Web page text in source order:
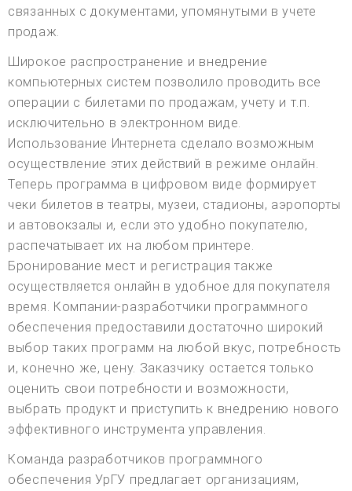
связанных с документами, упомянутыми в учете
продаж.
Широкое распространение и внедрение
компьютерных систем позволило проводить все
операции с билетами по продажам, учету и т.п.
исключительно в электронном виде.
Использование Интернета сделало возможным
осуществление этих действий в режиме онлайн.
Теперь программа в цифровом виде формирует
чеки билетов в театры, музеи, стадионы, аэропорты
и автовокзалы и, если это удобно покупателю,
распечатывает их на любом принтере.
Бронирование мест и регистрация также
осуществляется онлайн в удобное для покупателя
время. Компании-разработчики программного
обеспечения предоставили достаточно широкий
выбор таких программ на любой вкус, потребность
и, конечно же, цену. Заказчику остается только
оценить свои потребности и возможности,
выбрать продукт и приступить к внедрению нового
эффективного инструмента управления.
Команда разработчиков программного
обеспечения УрГУ предлагает организациям,